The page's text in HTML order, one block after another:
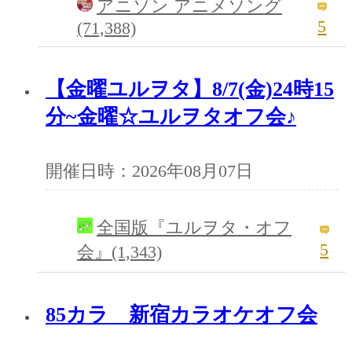
アニソン アニメソング
(71,388)
5
【金曜ユルヲタ】8/7(金)24時15
分~金曜☆ユルヲタオフ会♪
開催日時：2026年08月07日
全国版『ユルヲタ・オフ
会』(1,343)
5
85カラ 新宿カラオケオフ会